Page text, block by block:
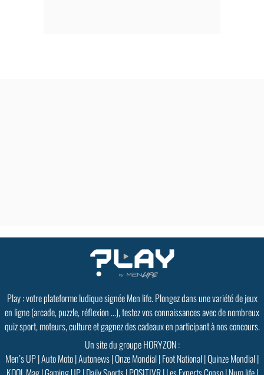
Play : votre plateforme ludique signée Men life. Plongez dans une variété de jeux
en ligne (arcade, puzzle, réflexion ...), testez vos connaissances avec de nombreux
quiz sport, moteurs, culture et gagnez des cadeaux en participant à nos concours.
Un site du groupe HORYZON :
Men’s UP|Auto Moto|Autonews|Onze Mondial|Foot National|Quinze Mondial|